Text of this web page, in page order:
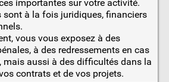
importantes sur votre activité.
sont à la fois juridiques, financiers
vous vous exposez à des
à des redressements en cas
mais aussi à des difficultés dans la
contrats et de vos projets.